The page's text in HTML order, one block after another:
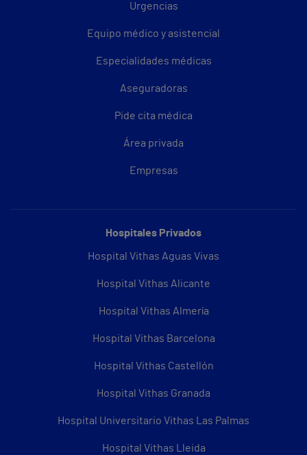
Urgencias
Equipo médico y asistencial
Especialidades médicas
Aseguradoras
Pide cita médica
Área privada
Empresas
Hospitales Privados
Hospital Vithas Aguas Vivas
Hospital Vithas Alicante
Hospital Vithas Almería
Hospital Vithas Barcelona
Hospital Vithas Castellón
Hospital Vithas Granada
Hospital Universitario Vithas Las Palmas
Hospital Vithas Lleida